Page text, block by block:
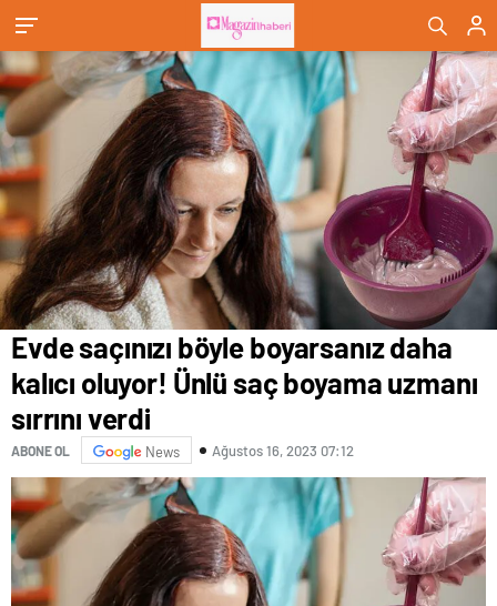
Evde saçınızı böyle boyarsanız daha
kalıcı oluyor! Ünlü saç boyama uzmanı
sırrını verdi
ABONE OL News Ağustos 16, 2023 07:12